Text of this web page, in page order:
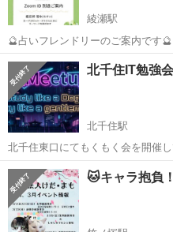
綾瀬駅
🔮占いフレンドリーのご案内です🔮 今まで対面にて開催していました
フォーチュンフレンドリーをオン
2/21(土)20:00〜21:00 参加頂いた方の悩みに対しタロットカード1枚お
引きして紐...
東京 足立区 綾瀬駅 その
北千住IT勉強
北千住駅
北千住東口にてもくもく会を開催
クまたは直接チャットよりご参加いただけま
https://kitasenju-
東京 足立区 北千住駅
🐱キャラ抱負